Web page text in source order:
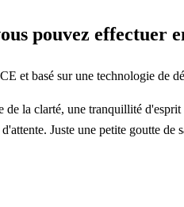
pouvez effectuer
et basé sur une technologie de
de la clarté, une tranquillité
Juste une petite goutte de